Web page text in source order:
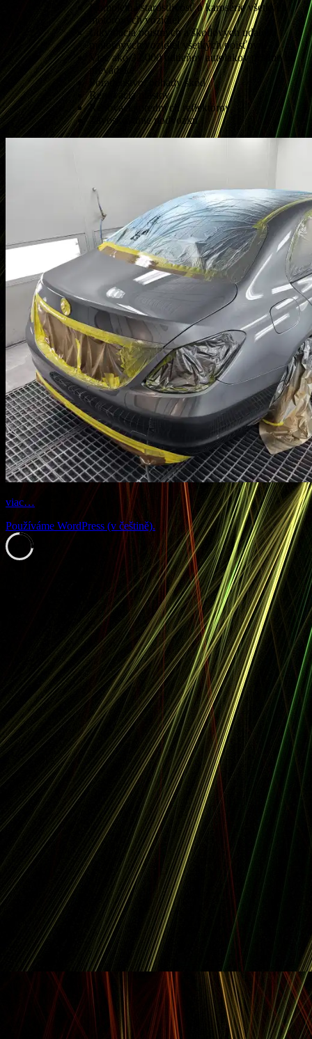
Kompletná starostlivosť o karosérie všetkých
motorových vozidiel
Likvidácia poistných a škodových udalostí
motorových vozidiel všetkých poisťovní
Viac ako 32.000 odtieňov autolakov priamo na
prevádzke
Poradenstvo, odhady škôd
Renovácia plastov
Renovácia predných reflektorov
Zavoskovanie podvozku
viac…
Používáme WordPress (v češtině).